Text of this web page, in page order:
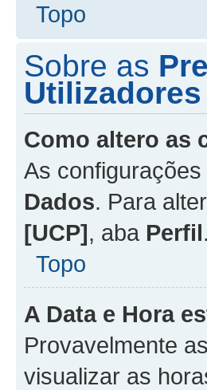
Topo
Sobre as
Utilizadores
Como altero as
As
Dados. Para
[UCP], aba Perfil
Topo
A Data e Hora
Provavelmente
visualizar as